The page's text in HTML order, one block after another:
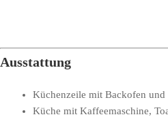
Ausstattung
Küchenzeile mit Backofen und
Küche mit Kaffeemaschine,